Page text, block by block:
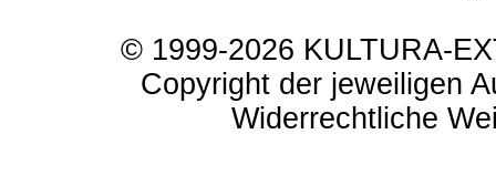
© 1999-2026 KULTURA-
Copyright der jeweiligen
Widerrechtliche